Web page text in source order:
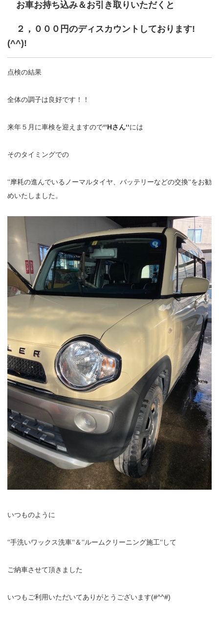
お車お持ち込み＆お引き取りいただくと
２，０００円のディスカウントしております!
(^^)!
点検の結果
全体の調子は良好です！！
来年５月に車検を迎えますので‘‘Hさん‘‘には
そのタイミングでの
‘‘摩耗の進んでいるノーマルタイヤ、バッテリーなどの交換‘‘をお勧
めいたしました。
いつものように
‘‘手洗いワックス洗車‘‘＆‘‘ルームクリーニング施工‘‘して
ご納車させて頂きました
いつもご利用いただいてありがとうございます(#^^#)